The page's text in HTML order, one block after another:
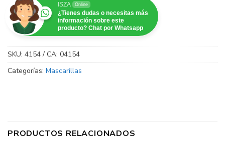
ISZA Online
¿Tienes dudas o necesitas más
información sobre este
producto? Chat por Whatsapp
SKU: 4154 / CA: 04154
Categorías: Mascarillas
PRODUCTOS RELACIONADOS